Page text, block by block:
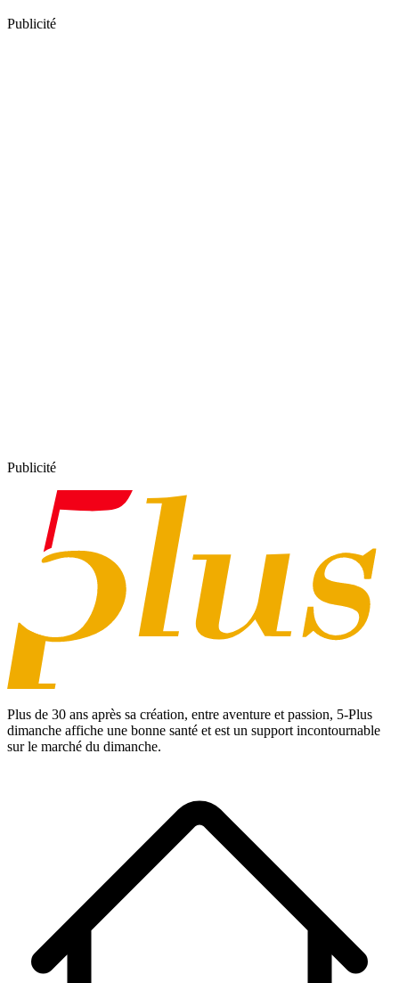
Publicité
Publicité
Plus de 30 ans après sa création, entre aventure et passion, 5-Plus
dimanche affiche une bonne santé et est un support incontournable
sur le marché du dimanche.